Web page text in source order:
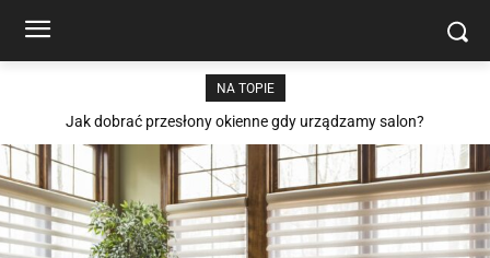
NA TOPIE
Jak dobrać przesłony okienne gdy urządzamy salon?